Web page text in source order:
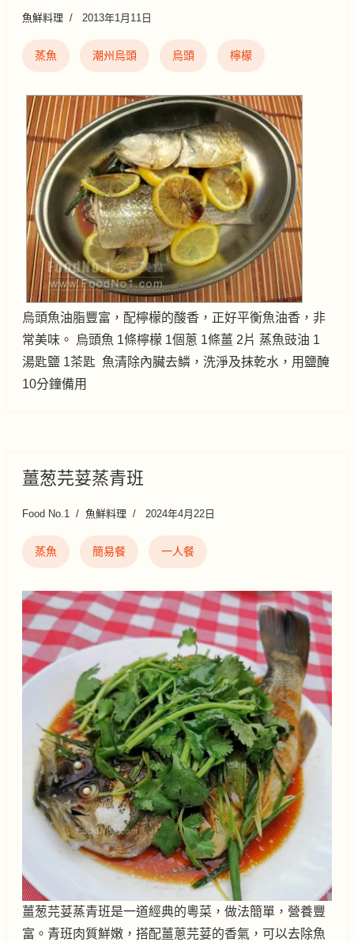
魚鮮料理 2013年1月11日
蒸魚 潮州烏頭 烏頭 檸檬
烏頭魚油脂豐富，配檸檬的酸香，正好平衡魚油香，非
常美味。 烏頭魚 1條檸檬 1個蔥 1條薑 2片 蒸魚豉油 1
湯匙鹽 1茶匙 魚清除內臟去鱗，洗淨及抹乾水，用鹽醃
10分鐘備用
薑葱芫荽蒸青班
Food No.1 魚鮮料理 2024年4月22日
蒸魚 簡易餐 一人餐
薑葱芫荽蒸青班是一道經典的粵菜，做法簡單，營養豐
富。青班肉質鮮嫩，搭配薑蔥芫荽的香氣，可以去除魚